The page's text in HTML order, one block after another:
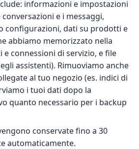
informazioni e impostazioni
e i messaggi,
configurazioni, dati su prodotti e
abbiamo memorizzato nella
e connessioni di servizio, e file
assistenti). Rimuoviamo anche
al tuo negozio (es. indici di
i tuoi dati dopo la
quanto necessario per i backup
conservate fino a 30
automaticamente.